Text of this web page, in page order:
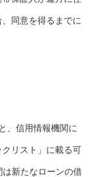
同意を得るまでに
、信用情報機関に
リスト」に載る可
新たなローンの借